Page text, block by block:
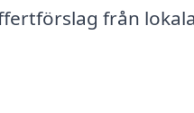
från lokala